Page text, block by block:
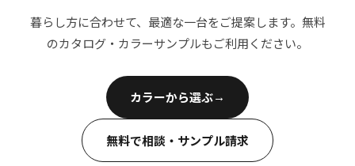
暮らし方に合わせて、最適な一台をご提案します。無料
のカタログ・カラーサンプルもご利用ください。
カラーから選ぶ→
無料で相談・サンプル請求